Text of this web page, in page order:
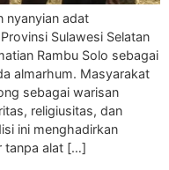
nyanyian adat
Sulawesi Selatan
Rambu Solo sebagai
almarhum. Masyarakat
sebagai warisan
religiusitas, dan
ini menghadirkan
tanpa alat […]